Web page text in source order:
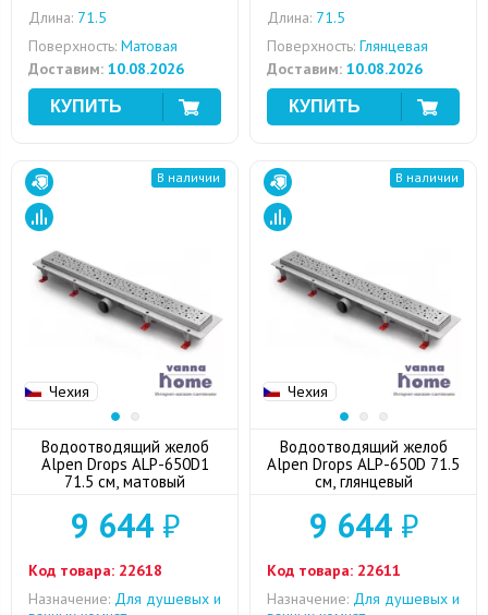
Длина: 71.5
Поверхность: Матовая
Доставим: 10.08.2026
Длина: 71.5
Поверхность: Глянцевая
Доставим: 10.08.2026
Чехия
В наличии
Водоотводящий желоб
Alpen Drops ALP-650D1
71.5 см, матовый
9 644₽
Код товара: 22618
Назначение: Для душевых и
Чехия
В наличии
Водоотводящий желоб
Alpen Drops ALP-650D 71.5
см, глянцевый
9 644₽
Код товара: 22611
Назначение: Для душевых и